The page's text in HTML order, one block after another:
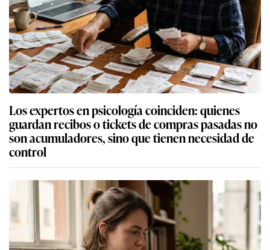
Los expertos en psicología coinciden: quienes
guardan recibos o tickets de compras pasadas no
son acumuladores, sino que tienen necesidad de
control